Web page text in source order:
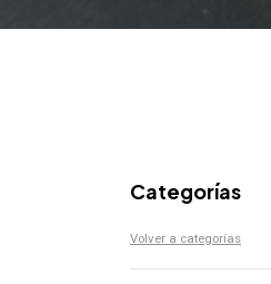
Categorías
Volver a categorías